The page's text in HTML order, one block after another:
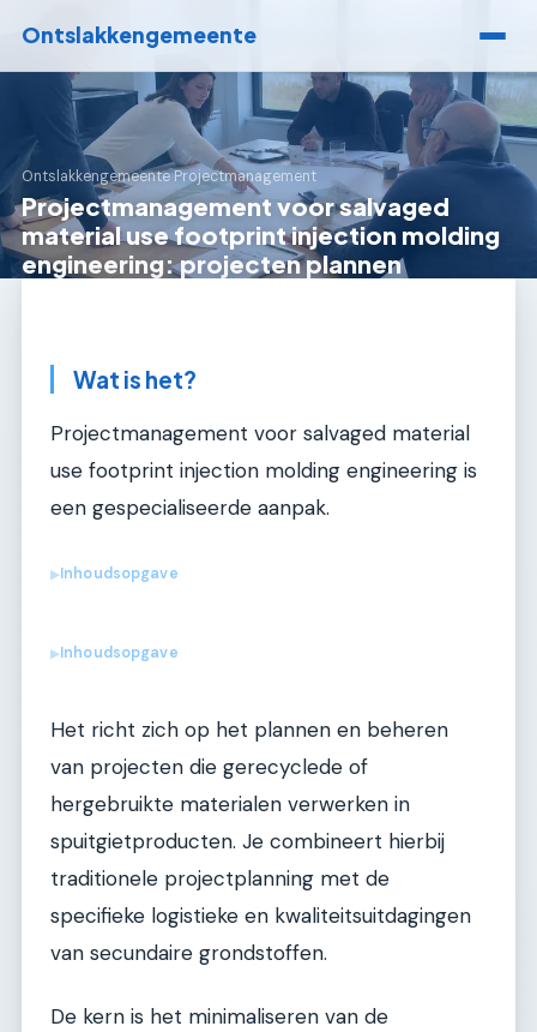
Ontslakkengemeente
Ontslakkengemeente›Projectmanagement
Projectmanagement voor salvaged
material use footprint injection molding
engineering: projecten plannen
Wat is het?
Projectmanagement voor salvaged material
use footprint injection molding engineering is
een gespecialiseerde aanpak.
▶Inhoudsopgave
▶Inhoudsopgave
Het richt zich op het plannen en beheren
van projecten die gerecyclede of
hergebruikte materialen verwerken in
spuitgietproducten. Je combineert hierbij
traditionele projectplanning met de
specifieke logistieke en kwaliteitsuitdagingen
van secundaire grondstoffen.
De kern is het minimaliseren van de